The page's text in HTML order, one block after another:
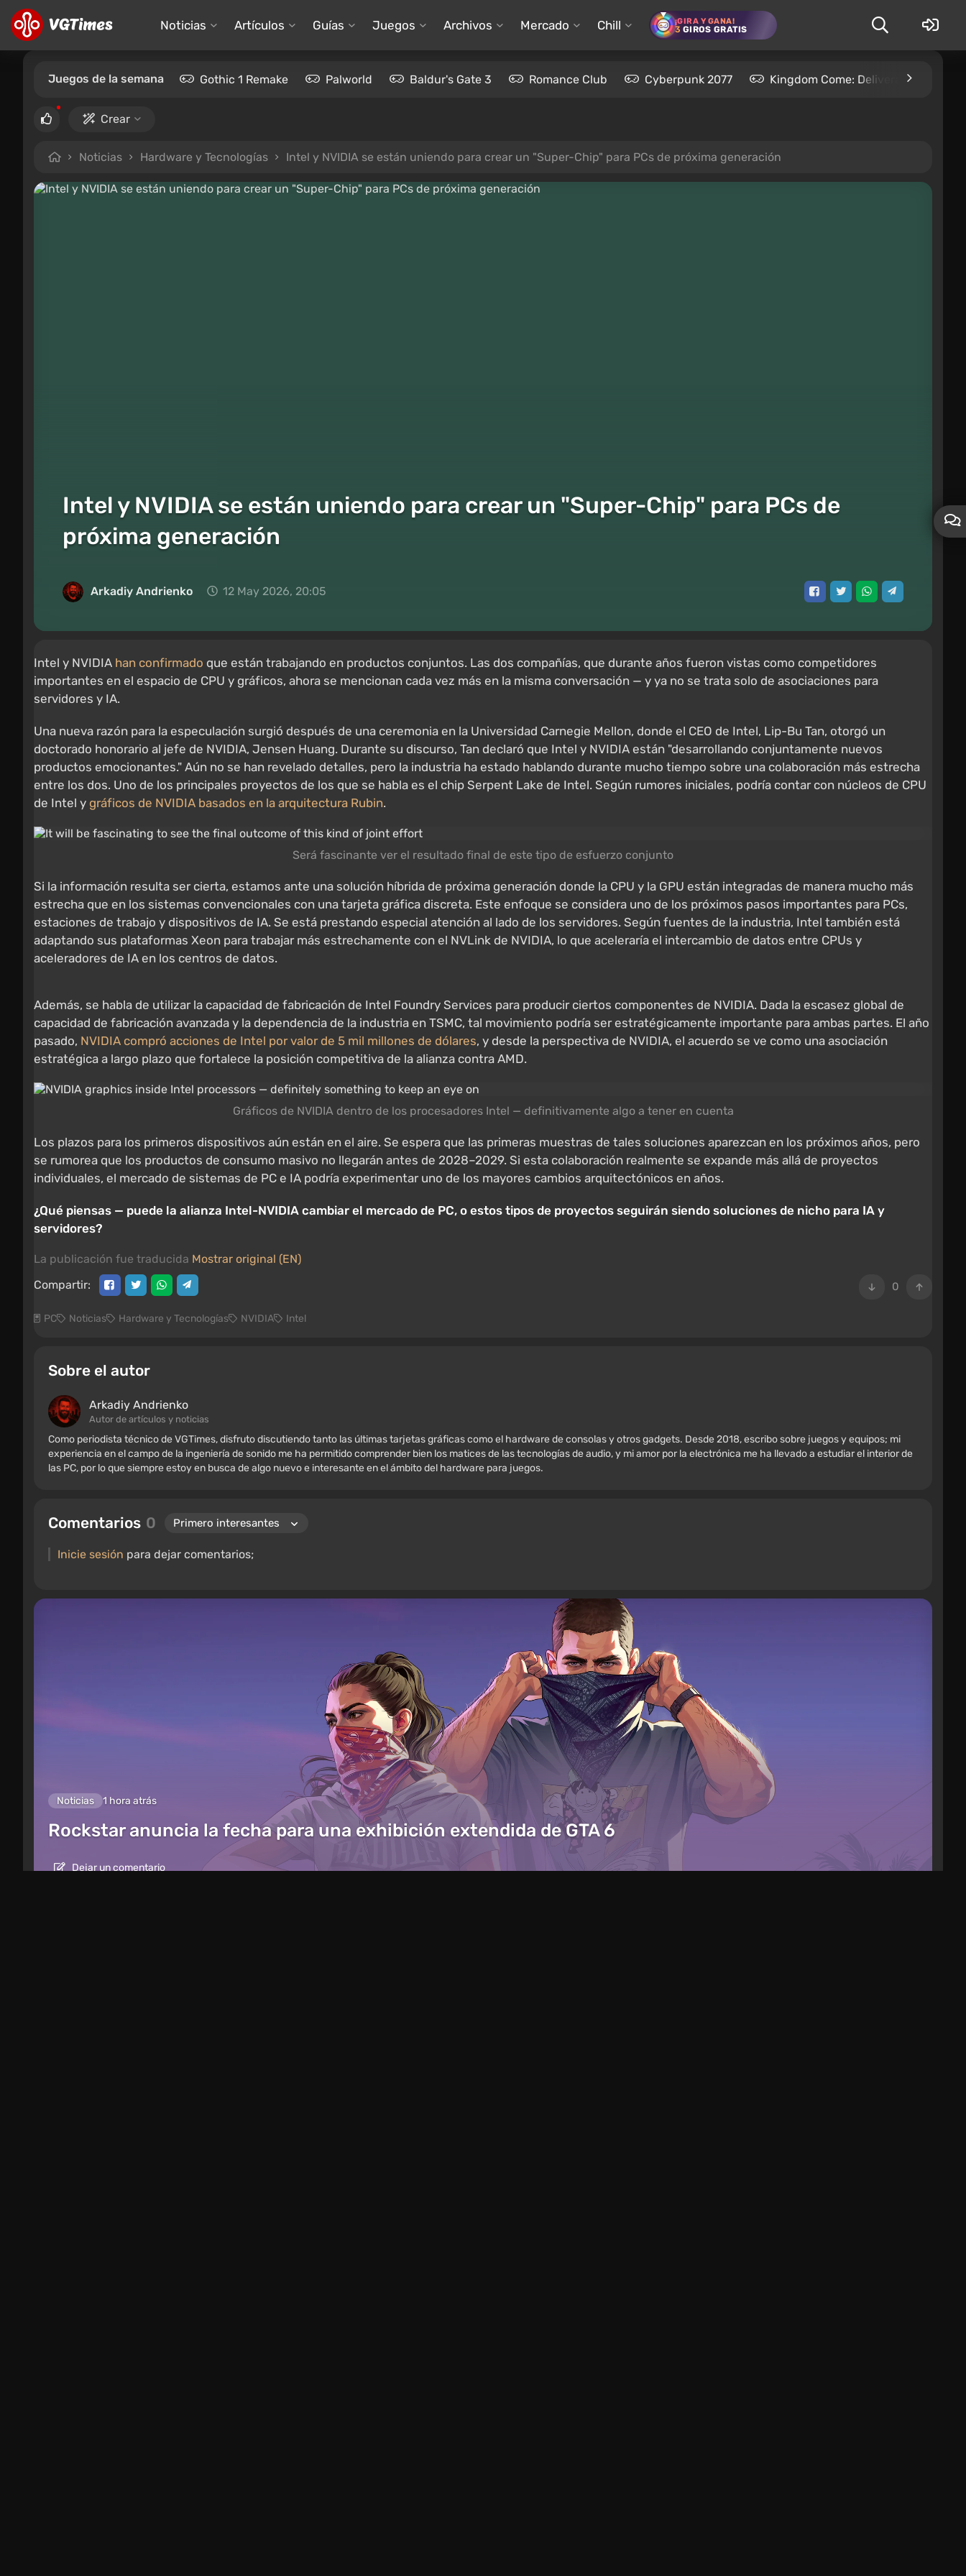
Noticias Artículos Guías Juegos Archivos Mercado Chill ¡GIRA Y GANA!
3 GIROS GRATIS
Juegos de la semana Gothic 1 Remake Palworld Baldur's Gate 3 Romance Club Cyberpunk 2077 Kingdom Come: Deliverance 2
Crear
Noticias Hardware y Tecnologías Intel y NVIDIA se están uniendo para crear un "Super-Chip" para PCs de próxima generación
Intel y NVIDIA se están uniendo para crear un "Super-Chip" para PCs de
próxima generación
Arkadiy Andrienko 12 May 2026, 20:05
Intel y NVIDIA han confirmado que están trabajando en productos conjuntos. Las dos compañías, que durante años fueron vistas como competidores
importantes en el espacio de CPU y gráficos, ahora se mencionan cada vez más en la misma conversación — y ya no se trata solo de asociaciones para
servidores y IA.
Una nueva razón para la especulación surgió después de una ceremonia en la Universidad Carnegie Mellon, donde el CEO de Intel, Lip-Bu Tan, otorgó un
doctorado honorario al jefe de NVIDIA, Jensen Huang. Durante su discurso, Tan declaró que Intel y NVIDIA están "desarrollando conjuntamente nuevos
productos emocionantes." Aún no se han revelado detalles, pero la industria ha estado hablando durante mucho tiempo sobre una colaboración más estrecha
entre los dos. Uno de los principales proyectos de los que se habla es el chip Serpent Lake de Intel. Según rumores iniciales, podría contar con núcleos de CPU
de Intel y gráficos de NVIDIA basados en la arquitectura Rubin.
Será fascinante ver el resultado final de este tipo de esfuerzo conjunto
Si la información resulta ser cierta, estamos ante una solución híbrida de próxima generación donde la CPU y la GPU están integradas de manera mucho más
estrecha que en los sistemas convencionales con una tarjeta gráfica discreta. Este enfoque se considera uno de los próximos pasos importantes para PCs,
estaciones de trabajo y dispositivos de IA. Se está prestando especial atención al lado de los servidores. Según fuentes de la industria, Intel también está
adaptando sus plataformas Xeon para trabajar más estrechamente con el NVLink de NVIDIA, lo que aceleraría el intercambio de datos entre CPUs y
aceleradores de IA en los centros de datos.
Además, se habla de utilizar la capacidad de fabricación de Intel Foundry Services para producir ciertos componentes de NVIDIA. Dada la escasez global de
capacidad de fabricación avanzada y la dependencia de la industria en TSMC, tal movimiento podría ser estratégicamente importante para ambas partes. El año
pasado, NVIDIA compró acciones de Intel por valor de 5 mil millones de dólares, y desde la perspectiva de NVIDIA, el acuerdo se ve como una asociación
estratégica a largo plazo que fortalece la posición competitiva de la alianza contra AMD.
Gráficos de NVIDIA dentro de los procesadores Intel — definitivamente algo a tener en cuenta
Los plazos para los primeros dispositivos aún están en el aire. Se espera que las primeras muestras de tales soluciones aparezcan en los próximos años, pero
se rumorea que los productos de consumo masivo no llegarán antes de 2028–2029. Si esta colaboración realmente se expande más allá de proyectos
individuales, el mercado de sistemas de PC e IA podría experimentar uno de los mayores cambios arquitectónicos en años.
¿Qué piensas — puede la alianza Intel-NVIDIA cambiar el mercado de PC, o estos tipos de proyectos seguirán siendo soluciones de nicho para IA y
servidores?
La publicación fue traducida Mostrar original (EN)
0
Compartir:
PC Noticias Hardware y Tecnologías NVIDIA Intel
Sobre el autor
Arkadiy Andrienko
Autor de artículos y noticias
Como periodista técnico de VGTimes, disfruto discutiendo tanto las últimas tarjetas gráficas como el hardware de consolas y otros gadgets. Desde 2018, escribo sobre juegos y equipos; mi
experiencia en el campo de la ingeniería de sonido me ha permitido comprender bien los matices de las tecnologías de audio, y mi amor por la electrónica me ha llevado a estudiar el interior de
las PC, por lo que siempre estoy en busca de algo nuevo e interesante en el ámbito del hardware para juegos.
Comentarios 0
Inicie sesión para dejar comentarios;
Noticias 1 hora atrás
Rockstar anuncia la fecha para una exhibición extendida de GTA 6
Dejar un comentario